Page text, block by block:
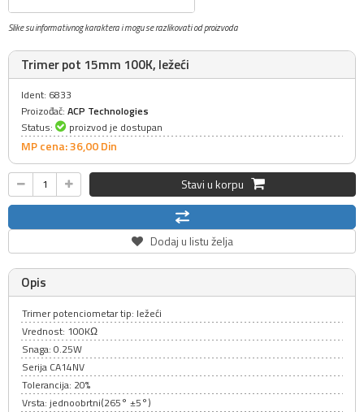
Slike su informativnog karaktera i mogu se razlikovati od proizvoda
Trimer pot 15mm 100K, ležeći
Ident: 6833
Proizođač: ACP Technologies
Status:
proizvod je dostupan
MP cena: 36,00Din
Stavi u korpu
Dodaj u listu želja
Opis
Trimer potenciometar tip: ležeći
Vrednost: 100KΩ
Snaga: 0.25W
Serija CA14NV
Tolerancija: 20%
Vrsta: jednoobrtni(265° ±5°)